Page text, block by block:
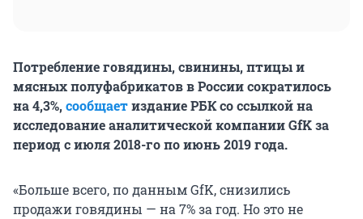
Потребление говядины, свинины, птицы и
мясных полуфабрикатов в России сократилось
на 4,3%,сообщаетиздание РБК со ссылкой на
исследование аналитической компании GfK за
период с июля 2018-го по июнь 2019 года.
«Больше всего, по данным GfK, снизились
продажи говядины — на 7% за год. Но это не